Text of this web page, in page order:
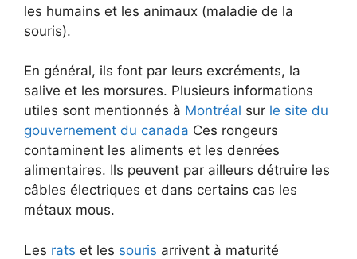
les humains et les animaux (maladie de la
souris).
En général, ils font par leurs excréments, la
salive et les morsures. Plusieurs informations
utiles sont mentionnés à Montréal sur le site du
gouvernement du canada Ces rongeurs
contaminent les aliments et les denrées
alimentaires. Ils peuvent par ailleurs détruire les
câbles électriques et dans certains cas les
métaux mous.
Les rats et les souris arrivent à maturité